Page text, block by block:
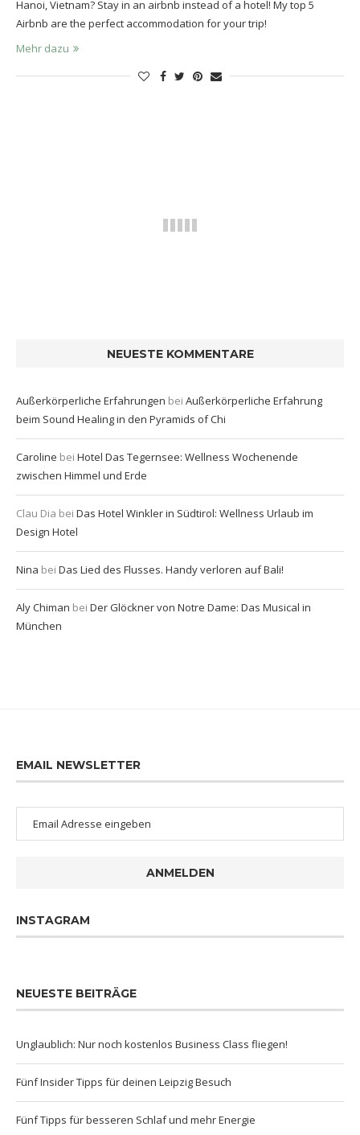
Hanoi, Vietnam? Stay in an airbnb instead of a hotel! My top 5
Airbnb are the perfect accommodation for your trip!
Mehr dazu
NEUESTE KOMMENTARE
Außerkörperliche Erfahrungen bei Außerkörperliche Erfahrung
beim Sound Healing in den Pyramids of Chi
Caroline bei Hotel Das Tegernsee: Wellness Wochenende
zwischen Himmel und Erde
Clau Dia bei Das Hotel Winkler in Südtirol: Wellness Urlaub im
Design Hotel
Nina bei Das Lied des Flusses. Handy verloren auf Bali!
Aly Chiman bei Der Glöckner von Notre Dame: Das Musical in
München
EMAIL NEWSLETTER
ANMELDEN
INSTAGRAM
NEUESTE BEITRÄGE
Unglaublich: Nur noch kostenlos Business Class fliegen!
Fünf Insider Tipps für deinen Leipzig Besuch
Fünf Tipps für besseren Schlaf und mehr Energie